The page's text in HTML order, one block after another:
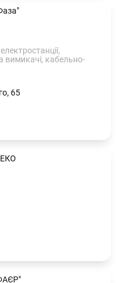
вимикачі, кабельно-
65